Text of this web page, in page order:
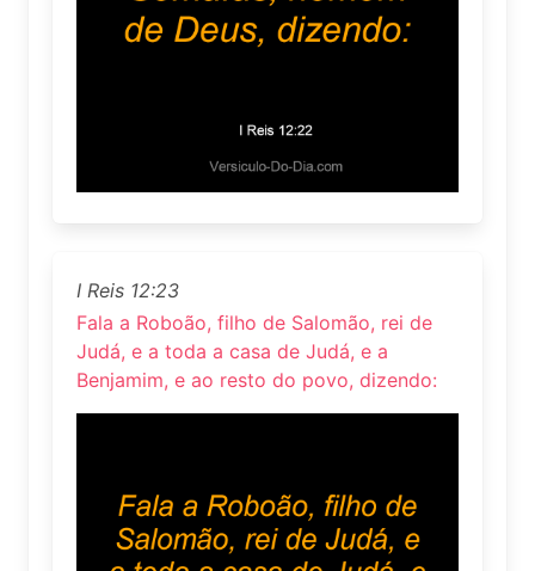
I Reis 12:23
Fala a Roboão, filho de Salomão, rei de
Judá, e a toda a casa de Judá, e a
Benjamim, e ao resto do povo, dizendo: